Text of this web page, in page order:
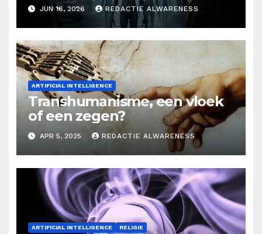
JUN 16, 2026 REDACTIE ALWARENESS
ARTIFICIAL INTELLIGENCE
Transhumanisme, een vloek
of een zegen?
APR 5, 2025 REDACTIE ALWARENESS
ARTIFICIAL INTELLIGENCE RELIGIE